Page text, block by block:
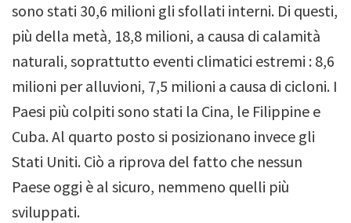
sono stati 30,6 milioni gli sfollati interni. Di questi,
più della metà, 18,8 milioni, a causa di calamità
naturali, soprattutto eventi climatici estremi : 8,6
milioni per alluvioni, 7,5 milioni a causa di cicloni. I
Paesi più colpiti sono stati la Cina, le Filippine e
Cuba. Al quarto posto si posizionano invece gli
Stati Uniti. Ciò a riprova del fatto che nessun
Paese oggi è al sicuro, nemmeno quelli più
sviluppati.